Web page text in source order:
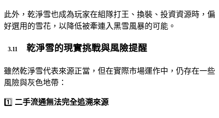
此外，乾淨雪也成為玩家在組隊打王、換裝、投資資源時，偏
好選用的雪花，以降低被牽連入黑雪風暴的可能。
乾淨雪的現實挑戰與風險提醒
雖然乾淨雪代表來源正當，但在實際市場運作中，仍存在一些
風險與灰色地帶：
1️⃣ 二手流通無法完全追溯來源